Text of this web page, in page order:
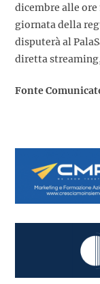
dicembre alle ore
giornata della
disputerà al
diretta
Fonte